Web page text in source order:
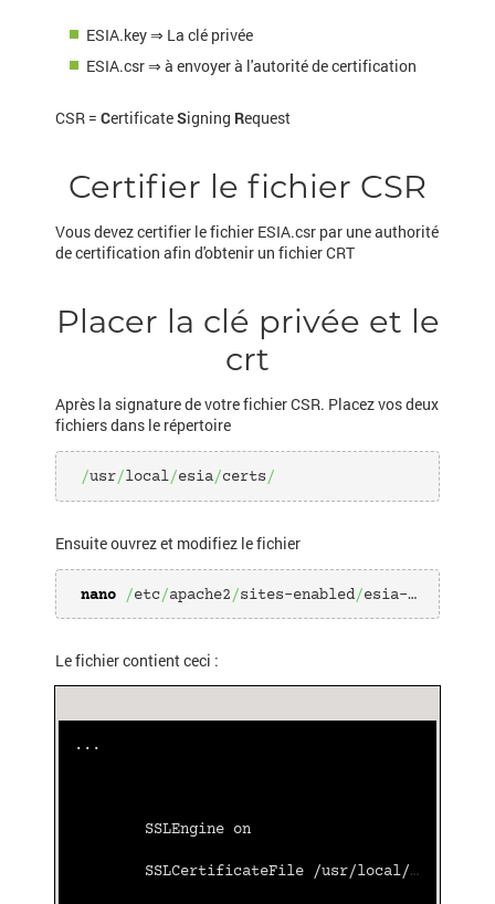
ESIA.key ⇒ La clé privée
ESIA.csr ⇒ à envoyer à l'autorité de certification
CSR = CertificateSigning Request
Certifier le fichier CSR
Vous devez certifier le fichier ESIA.csr par une authorité
de certification afin d'obtenir un fichier CRT
Placer la clé privée et le
crt
Après la signature de votre fichier CSR. Placez vos deux
fichiers dans le répertoire
/usr/local/esia/certs/
Ensuite ouvrez et modifiez le fichier
nano /etc/apache2/sites-enabled/esia-ssl.conf
Le fichier contient ceci :
...
        SSLEngine on
        SSLCertificateFile /usr/local/esia/certs/enterprise-esia.crt